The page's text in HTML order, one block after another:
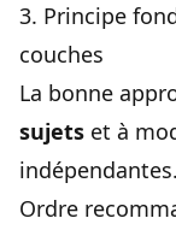
3. Principe
couches
La bonne
sujets et à
indépendantes.
Ordre